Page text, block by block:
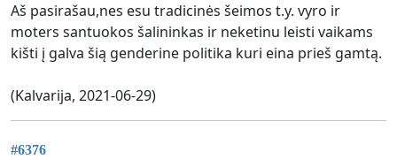
Aš pasirašau,nes esu tradicinės šeimos t.y. vyro ir
moters santuokos šalininkas ir neketinu leisti vaikams
kišti į galva šią genderine politika kuri eina prieš gamtą.
(Kalvarija, 2021-06-29)
#6376